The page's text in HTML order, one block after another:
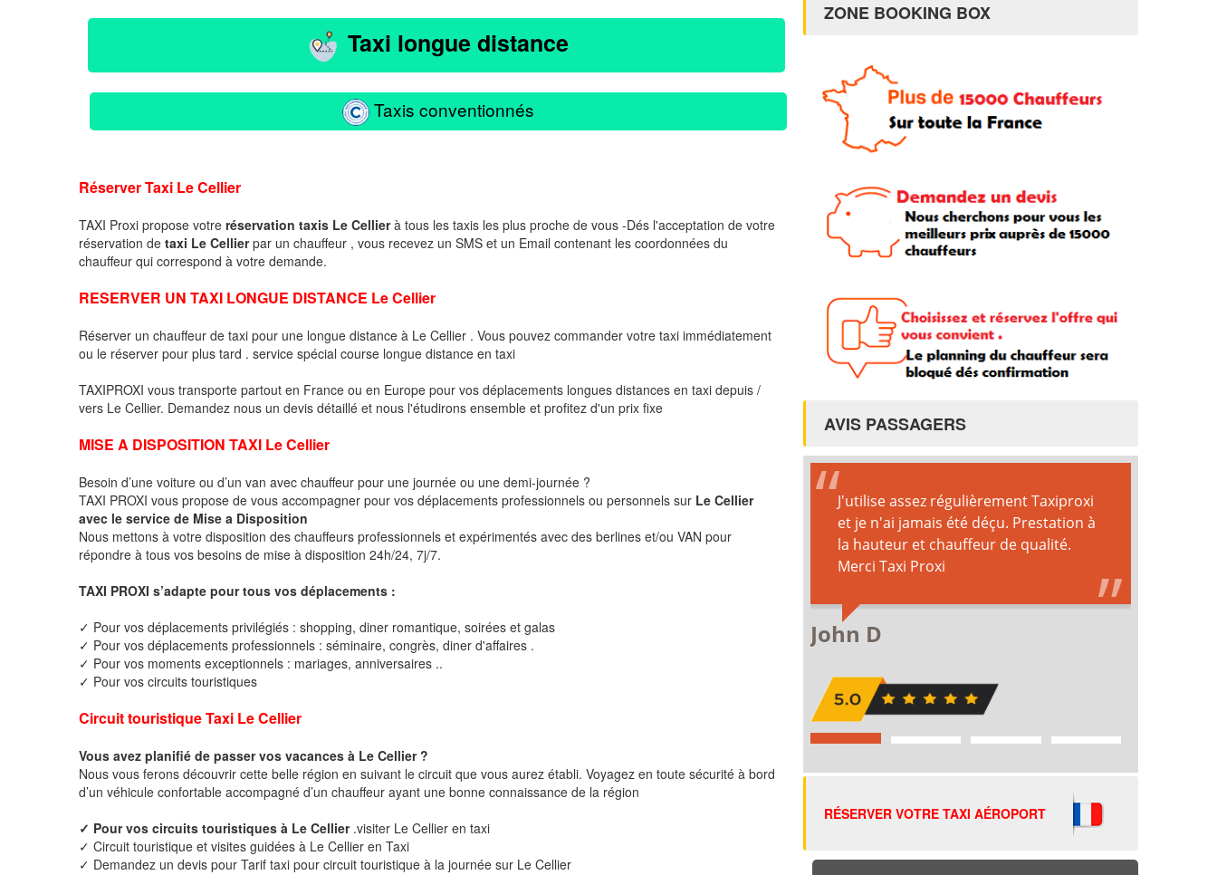
Taxi longue distance
Taxis conventionnés
Réserver Taxi Le Cellier
TAXI Proxi propose votre réservation taxis Le Cellierà tous les taxis les plus proche de vous -Dés l'acceptation de votre
réservation de taxi Le Cellierpar un chauffeur , vous recevez un SMS et un Email contenant les coordonnées du
chauffeur qui correspond à votre demande.
RESERVER UN TAXI LONGUE DISTANCE Le Cellier
Réserver un chauffeur de taxi pour une longue distance à Le Cellier . Vous pouvez commander votre taxi immédiatement
ou le réserver pour plus tard . service spécial course longue distance en taxi
TAXIPROXI vous transporte partout en France ou en Europe pour vos déplacements longues distances en taxi depuis /
vers Le Cellier. Demandez nous un devis détaillé et nous l'étudirons ensemble et profitez d'un prix fixe
MISE A DISPOSITION TAXI Le Cellier
Besoin d’une voiture ou d’un van avec chauffeur pour une journée ou une demi-journée ?
TAXI PROXI vous propose de vous accompagner pour vos déplacements professionnels ou personnels sur Le Cellier
avec le service de Mise a Disposition
Nous mettons à votre disposition des chauffeurs professionnels et expérimentés avec des berlines et/ou VAN pour
répondre à tous vos besoins de mise à disposition 24h/24, 7j/7.
TAXI PROXI s’adapte pour tous vos déplacements :
✓ Pour vos déplacements privilégiés : shopping, diner romantique, soirées et galas
✓ Pour vos déplacements professionnels : séminaire, congrès, diner d'affaires .
✓ Pour vos moments exceptionnels : mariages, anniversaires ..
✓ Pour vos circuits touristiques
Circuit touristique Taxi Le Cellier
Vous avez planifié de passer vos vacances à Le Cellier ?
Nous vous ferons découvrir cette belle région en suivant le circuit que vous aurez établi. Voyagez en toute sécurité à bord
d’un véhicule confortable accompagné d’un chauffeur ayant une bonne connaissance de la région
✓ Pour vos circuits touristiques à Le Cellier .visiter Le Cellier en taxi
✓ Circuit touristique et visites guidées à Le Cellier en Taxi
✓ Demandez un devis pour Tarif taxi pour circuit touristique à la journée sur Le Cellier
ZONE BOOKING BOX
AVIS PASSAGERS
RÉSERVER VOTRE TAXI AÉROPORT